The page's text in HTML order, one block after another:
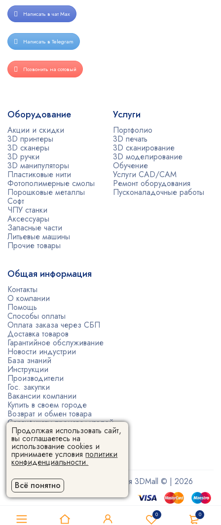
0 0
Написать в чат Max
Написать в Telegram
Позвонить на сотовый
Оборудование
Акции и скидки
3D принтеры
3D сканеры
3D ручки
3D манипуляторы
Пластиковые нити
Фотополимерные смолы
Порошковые металлы
Софт
ЧПУ станки
Аксессуары
Запасные части
Литьевые машины
Прочие товары
Услуги
Портфолио
3D печать
3D сканирование
3D моделирование
Обучение
Услуги CAD/CAM
Ремонт оборудования
Пусконаладочные работы
Общая информация
Контакты
О компании
Помощь
Способы оплаты
Оплата заказа через СБП
Доставка товаров
Гарантийное обслуживание
Новости индустрии
База знаний
Инструкции
Производители
Гос. закупки
Вакансии компании
Купить в своем городе
Возврат и обмен товара
Сертификаты производителей
Политика конфиденциальности
Пользовательское соглашение
Поставщик 3D-оборудования 3DMall © | 2026
Продолжая использовать сайт,
вы соглашаетесь на
использование cookies и
принимаете условияполитики
конфиденциальности.
Всё понятно